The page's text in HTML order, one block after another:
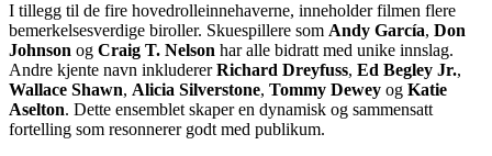
I tillegg til de fire hovedrolleinnehaverne, inneholder filmen flere
bemerkelsesverdige biroller. Skuespillere som Andy García, Don
Johnson og Craig T. Nelson har alle bidratt med unike innslag.
Andre kjente navn inkludererRichard Dreyfuss, Ed Begley Jr.,
Wallace Shawn, Alicia Silverstone, Tommy Dewey og Katie
Aselton. Dette ensemblet skaper en dynamisk og sammensatt
fortelling som resonnerer godt med publikum.